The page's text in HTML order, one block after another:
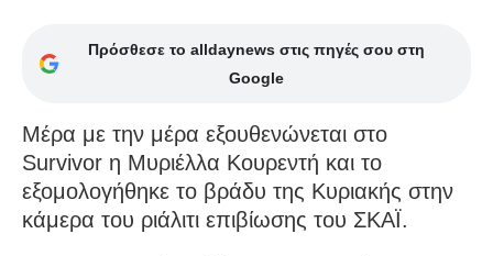
Πρόσθεσε το alldaynews στις πηγές σου στη
Google
Μέρα με την μέρα εξουθενώνεται στο
Survivor η Μυριέλλα Κουρεντή και το
εξομολογήθηκε το βράδυ της Κυριακής στην
κάμερα του ριάλιτι επιβίωσης του ΣΚΑΪ.